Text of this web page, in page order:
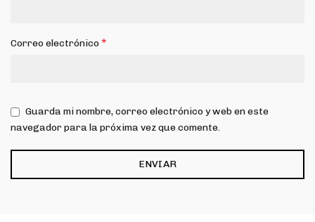
Correo electrónico*
Guarda mi nombre, correo electrónico y web en este
navegador para la próxima vez que comente.